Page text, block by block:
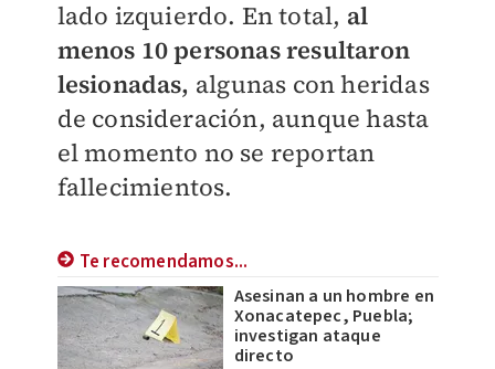
lado izquierdo. En total, al
menos 10 personas resultaron
lesionadas, algunas con heridas
de consideración, aunque hasta
el momento no se reportan
fallecimientos.
Te recomendamos...
Asesinan a un hombre en
Xonacatepec, Puebla;
investigan ataque
directo